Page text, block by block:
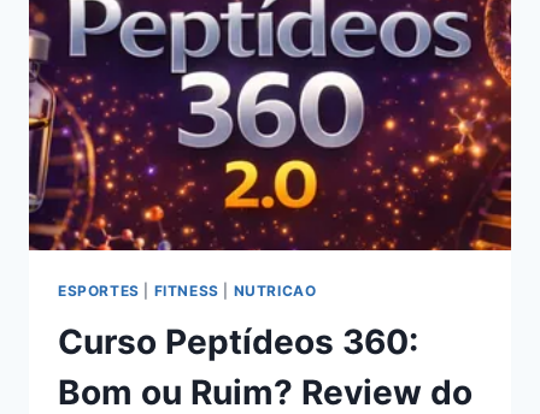
ESPORTES FITNESS NUTRICAO
Curso Peptídeos 360:
Bom ou Ruim? Review do